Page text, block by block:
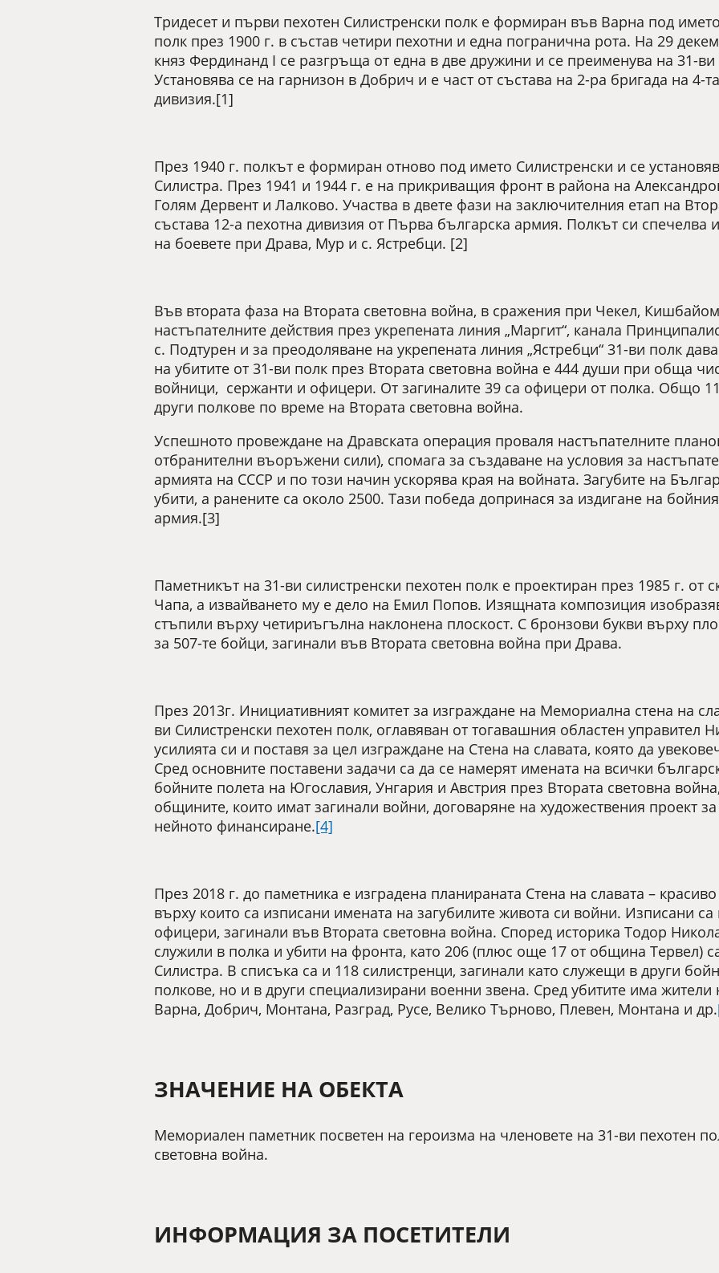
Тридесет и първи пехотен Силистренски полк е формиран във Варна под
полк през 1900 г. в състав четири пехотни и една погранична рота. На 29
княз Фердинанд I се разгръща от една в две дружини и се преименува на 31-
Установява се на гарнизон в Добрич и е част от състава на 2-ра бригада на 4-
дивизия.[1]
През 1940 г. полкът е формиран отново под името Силистренски и се
Силистра. През 1941 и 1944 г. е на прикриващия фронт в района на
Голям Дервент и Лалково. Участва в двете фази на заключителния етап на
състава 12-а пехотна дивизия от Първа българска армия. Полкът си спечелва
на боевете при Драва, Мур и с. Ястребци. [2]
Във втората фаза на Втората световна война, в сражения при Чекел,
настъпателните действия през укрепената линия „Маргит“, канала
с. Подтурен и за преодоляване на укрепената линия „Ястребци“ 31-ви полк
на убитите от 31-ви полк през Втората световна война е 444 души при обща
войници, сержанти и офицери. От загиналите 39 са офицери от полка. Общо
други полкове по време на Втората световна война.
Успешното провеждане на Дравската операция проваля настъпателните
отбранителни въоръжени сили), спомага за създаване на условия за
армията на СССР и по този начин ускорява края на войната. Загубите на
убити, а ранените са около 2500. Тази победа допринася за издигане на
армия.[3]
Паметникът на 31-ви силистренски пехотен полк е проектиран през 1985 г. от
Чапа, а извайването му е дело на Емил Попов. Изящната композиция
стъпили върху четириъгълна наклонена плоскост. С бронзови букви върху
за 507-те бойци, загинали във Втората световна война при Драва.
През 2013г. Инициативният комитет за изграждане на Мемориална стена на
ви Силистренски пехотен полк, оглавяван от тогавашния областен управител
усилията си и поставя за цел изграждане на Стена на славата, която да
Сред основните поставени задачи са да се намерят имената на всички
бойните полета на Югославия, Унгария и Австрия през Втората световна
общините, които имат загинали войни, договаряне на художествения проект
нейното финансиране.[4]
През 2018 г. до паметника е изградена планираната Стена на славата –
върху които са изписани имената на загубилите живота си войни. Изписани
офицери, загинали във Втората световна война. Според историка Тодор
служили в полка и убити на фронта, като 206 (плюс още 17 от община Тервел)
Силистра. В списъка са и 118 силистренци, загинали като служещи в други
полкове, но и в други специализирани военни звена. Сред убитите има жители
Варна, Добрич, Монтана, Разград, Русе, Велико Търново, Плевен, Монтана и др.
ЗНАЧЕНИЕ НА ОБЕКТА
Мемориален паметник посветен на героизма на членовете на 31-ви пехотен
световна война.
ИНФОРМАЦИЯ ЗА ПОСЕТИТЕЛИ